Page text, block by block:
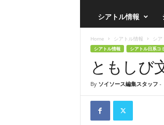
シアトル情報
Home シアトル情報 シア
シアトル情報 シアトル日系コ
ともしび
By ソイソース編集スタッフ -